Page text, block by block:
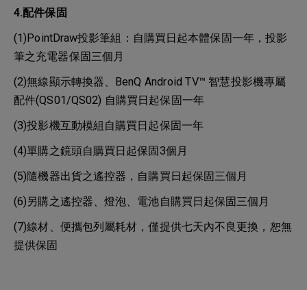
4.配件保固
(1)PointDraw投影筆組：自購買日起本體保固一年，投影
筆之充電器保固三個月
(2)無線顯示轉換器、BenQ Android TV™ 智慧投影機專屬
配件(QS01/QS02) 自購買日起保固一年
(3)投影機互動模組自購買日起保固一年
(4)單購之鏡頭自購買日起保固3個月
(5)隨機器出貨之遙控器，自購買日起保固三個月
(6)另購之遙控器、燈泡、電池自購買日起保固三個月
(7)線材、便攜包列屬耗材，僅提供七天內不良更換，恕無
提供保固